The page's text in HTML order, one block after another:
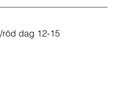
dag 12-15